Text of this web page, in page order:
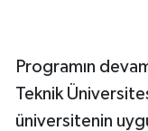
Programın
Teknik
üniversitenin